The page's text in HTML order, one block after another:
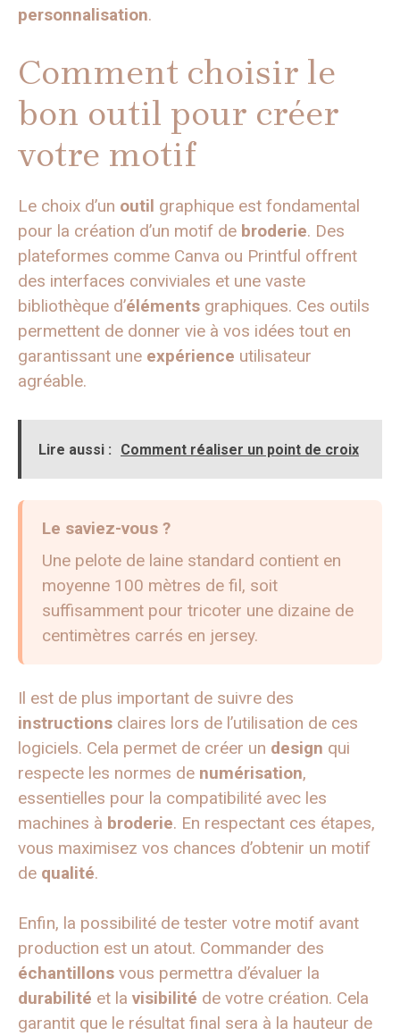
personnalisation.
Comment choisir le
bon outil pour créer
votre motif
Le choix d’un outil graphique est fondamental
pour la création d’un motif de broderie. Des
plateformes comme Canva ou Printful offrent
des interfaces conviviales et une vaste
bibliothèque d’éléments graphiques. Ces outils
permettent de donner vie à vos idées tout en
garantissant une expérience utilisateur
agréable.
Lire aussi : Comment réaliser un point de croix
Le saviez-vous ?
Une pelote de laine standard contient en
moyenne 100 mètres de fil, soit
suffisamment pour tricoter une dizaine de
centimètres carrés en jersey.
Il est de plus important de suivre des
instructions claires lors de l’utilisation de ces
logiciels. Cela permet de créer un design qui
respecte les normes de numérisation,
essentielles pour la compatibilité avec les
machines à broderie. En respectant ces étapes,
vous maximisez vos chances d’obtenir un motif
de qualité.
Enfin, la possibilité de tester votre motif avant
production est un atout. Commander des
échantillons vous permettra d’évaluer la
durabilité et la visibilité de votre création. Cela
garantit que le résultat final sera à la hauteur de